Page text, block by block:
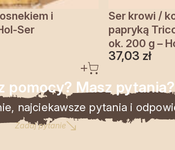
i
Ser
Ser krowi /
papryką
ok. 200 g –
37,03 zł
pomocy? Masz pytania?
najciekawsze pytania i
Zadaj pytanie